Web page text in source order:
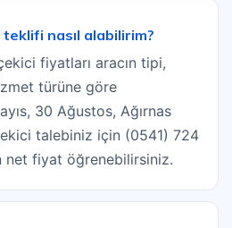
nasıl alabilirim?
fiyatları aracın tipi,
türüne göre
30 Ağustos, Ağırnas
talebiniz için (0541) 724
net fiyat öğrenebilirsiniz.